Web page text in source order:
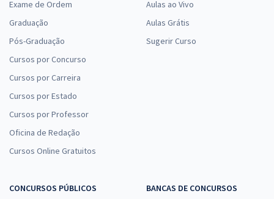
Exame de Ordem
Graduação
Pós-Graduação
Cursos por Concurso
Cursos por Carreira
Cursos por Estado
Cursos por Professor
Oficina de Redação
Cursos Online Gratuitos
Aulas ao Vivo
Aulas Grátis
Sugerir Curso
CONCURSOS PÚBLICOS
BANCAS DE CONCURSOS